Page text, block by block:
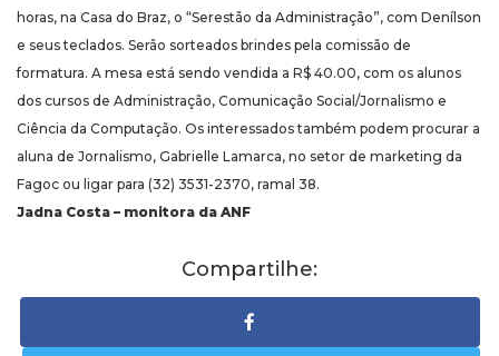
horas, na Casa do Braz, o “Serestão da Administração”, com Denílson
e seus teclados. Serão sorteados brindes pela comissão de
formatura. A mesa está sendo vendida a R$ 40.00, com os alunos
dos cursos de Administração, Comunicação Social/Jornalismo e
Ciência da Computação. Os interessados também podem procurar a
aluna de Jornalismo, Gabrielle Lamarca, no setor de marketing da
Fagoc ou ligar para (32) 3531-2370, ramal 38.
Jadna Costa – monitora da ANF
Compartilhe: